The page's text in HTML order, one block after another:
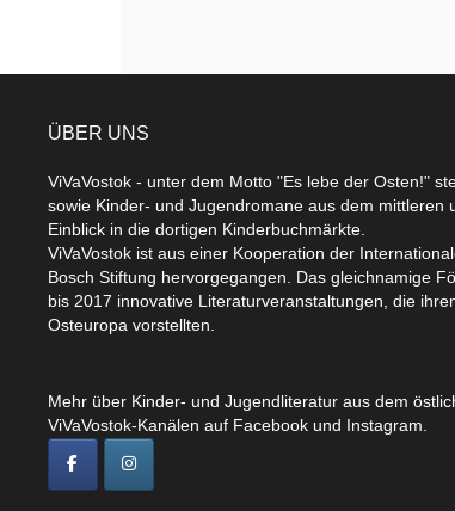
ÜBER UNS
ViVaVostok - unter dem Motto "Es lebe der Osten!"
sowie Kinder- und Jugendromane aus dem mittleren
Einblick in die dortigen Kinderbuchmärkte.
ViVaVostok ist aus einer Kooperation der
Bosch Stiftung hervorgegangen. Das gleichnamige
bis 2017 innovative Literaturveranstaltungen, die
Osteuropa vorstellten.
Mehr über Kinder- und Jugendliteratur aus dem
ViVaVostok-Kanälen auf Facebook und Instagram.